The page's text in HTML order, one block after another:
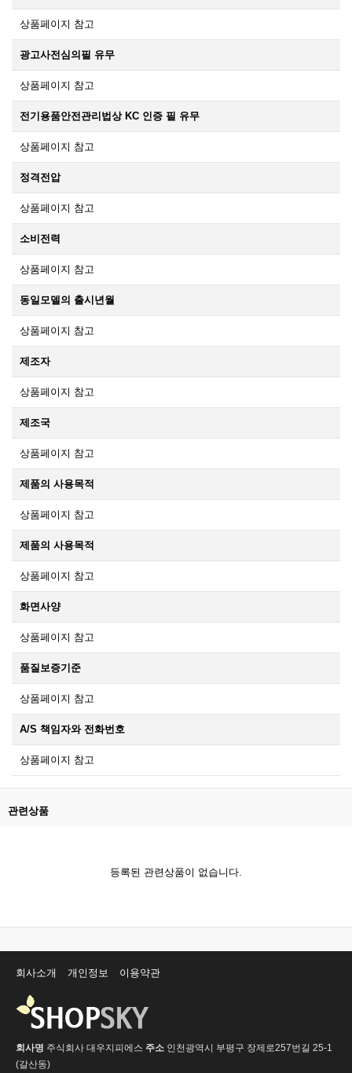
상품페이지 참고
광고사전심의필 유무
상품페이지 참고
전기용품안전관리법상 KC 인증 필 유무
상품페이지 참고
정격전압
상품페이지 참고
소비전력
상품페이지 참고
동일모델의 출시년월
상품페이지 참고
제조자
상품페이지 참고
제조국
상품페이지 참고
제품의 사용목적
상품페이지 참고
제품의 사용목적
상품페이지 참고
화면사양
상품페이지 참고
품질보증기준
상품페이지 참고
A/S 책임자와 전화번호
상품페이지 참고
관련상품
등록된 관련상품이 없습니다.
회사소개 개인정보 이용약관
회사명 주식회사 대우지피에스 주소 인천광역시 부평구 장제로257번길 25-1
(갈산동)